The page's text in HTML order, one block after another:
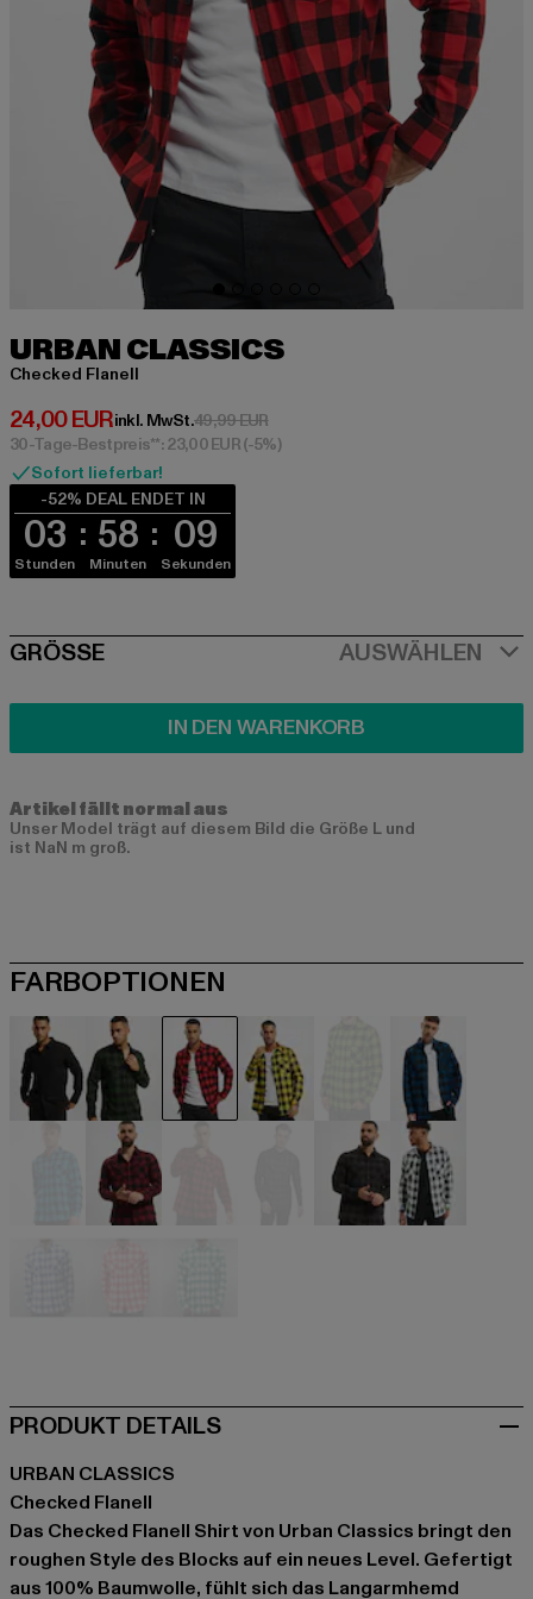
URBAN CLASSICS
Checked Flanell
24,00 EUR
Derzeitiger Preis: 24,00 EUR
inkl. MwSt.49,99 EURAktionspreis: 49,99 EUR
30-Tage-Bestpreis**: 23,00 EUR(-5%)
Sofort lieferbar!
-52% DEAL ENDET IN
03
Stunden
58
Minuten
09
Sekunden
SIZE
GRÖSSE AUSWÄHLEN
IN DEN WARENKORB
Artikel fällt normal aus
Unser Model trägt auf diesem Bild die Größe L und
ist NaN m groß.
FARBOPTIONEN
schwarzschwarz schwarzschwarz
PRODUKT DETAILS
URBAN CLASSICS
Checked Flanell
Das Checked Flanell Shirt von Urban Classics bringt den
roughen Style des Blocks auf ein neues Level. Gefertigt
aus 100% Baumwolle, fühlt sich das Langarmhemd